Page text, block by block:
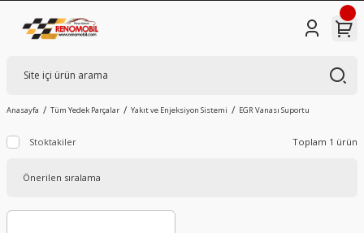
Anasayfa Tüm Yedek Parçalar Yakıt ve Enjeksiyon Sistemi EGR Vanası Suportu
Stoktakiler Toplam 1 ürün